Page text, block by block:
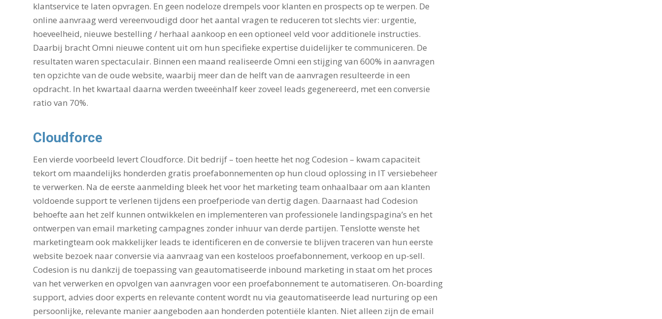
klantservice te laten opvragen. En geen nodeloze drempels voor klanten en prospects op te werpen. De
online aanvraag werd vereenvoudigd door het aantal vragen te reduceren tot slechts vier: urgentie,
hoeveelheid, nieuwe bestelling / herhaal aankoop en een optioneel veld voor additionele instructies.
Daarbij bracht Omni nieuwe content uit om hun specifieke expertise duidelijker te communiceren. De
resultaten waren spectaculair. Binnen een maand realiseerde Omni een stijging van 600% in aanvragen
ten opzichte van de oude website, waarbij meer dan de helft van de aanvragen resulteerde in een
opdracht. In het kwartaal daarna werden tweeënhalf keer zoveel leads gegenereerd, met een conversie
ratio van 70%.
Cloudforce
Een vierde voorbeeld levert Cloudforce. Dit bedrijf – toen heette het nog Codesion – kwam capaciteit
tekort om maandelijks honderden gratis proefabonnementen op hun cloud oplossing in IT versiebeheer
te verwerken. Na de eerste aanmelding bleek het voor het marketing team onhaalbaar om aan klanten
voldoende support te verlenen tijdens een proefperiode van dertig dagen. Daarnaast had Codesion
behoefte aan het zelf kunnen ontwikkelen en implementeren van professionele landingspagina’s en het
ontwerpen van email marketing campagnes zonder inhuur van derde partijen. Tenslotte wenste het
marketingteam ook makkelijker leads te identificeren en de conversie te blijven traceren van hun eerste
website bezoek naar conversie via aanvraag van een kosteloos proefabonnement, verkoop en up-sell.
Codesion is nu dankzij de toepassing van geautomatiseerde inbound marketing in staat om het proces
van het verwerken en opvolgen van aanvragen voor een proefabonnement te automatiseren. On-boarding
support, advies door experts en relevante content wordt nu via geautomatiseerde lead nurturing op een
persoonlijke, relevante manier aangeboden aan honderden potentiële klanten. Niet alleen zijn de email